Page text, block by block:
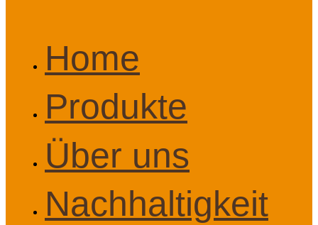
Home
Produkte
Über uns
Nachhaltigkeit